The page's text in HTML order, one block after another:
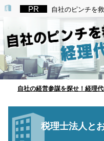
自社のピンチを
自社の経営参謀を探せ！経理
税理士法人と